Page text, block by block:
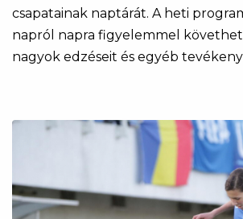
csapatainak naptárát. A heti
napról napra figyelemmel
nagyok edzéseit és egyéb